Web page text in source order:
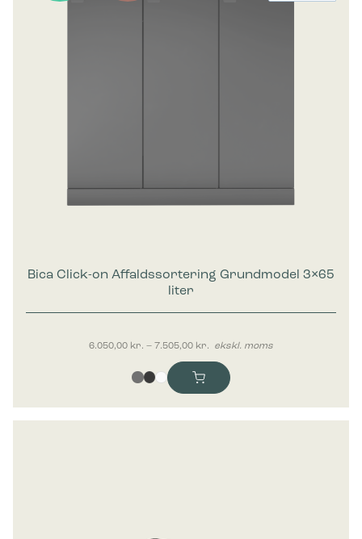
Bica Click-on Affaldssortering Grundmodel 3×65
liter
6.050,00 kr. – 7.505,00 kr.Prisinterval: 6.050,00 kr. til
ekskl. moms